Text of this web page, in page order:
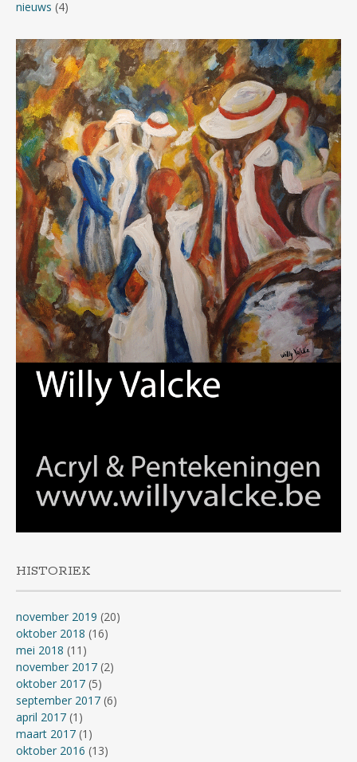
nieuws (4)
HISTORIEK
november 2019 (20)
oktober 2018 (16)
mei 2018 (11)
november 2017 (2)
oktober 2017 (5)
september 2017 (6)
april 2017 (1)
maart 2017 (1)
oktober 2016 (13)